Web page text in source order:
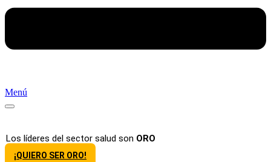
Menú
Los líderes del sector salud son ORO
¡QUIERO SER ORO!